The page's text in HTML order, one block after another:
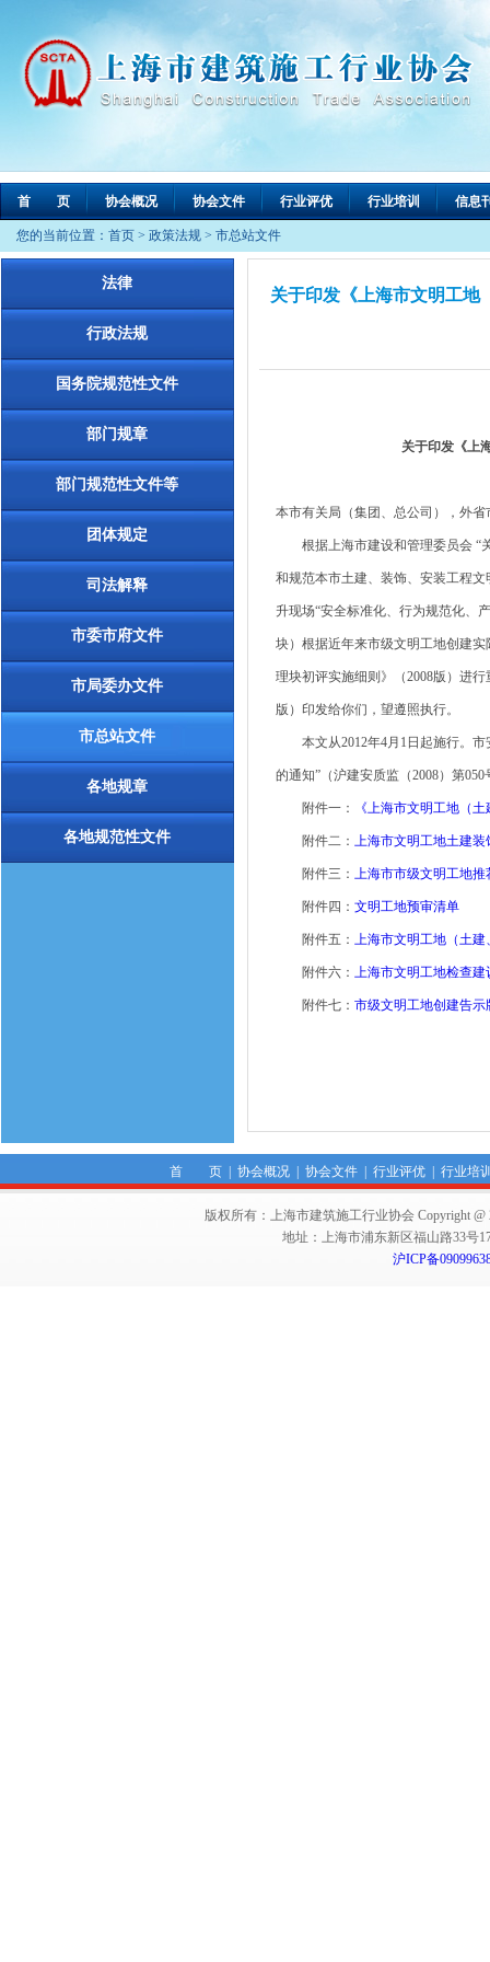
首 页 协会概况 协会文件 行业评优 行业培训 信息
您的当前位置： 首页 > 政策法规 > 市总站文件
法律
行政法规
国务院规范性文件
部门规章
部门规范性文件等
团体规定
司法解释
市委市府文件
市局委办文件
市总站文件
各地规章
各地规范性文件
关于印发《上海市文明工地
关于印发《上
本市有关局（集团、总公司），外
根据上海市建设和管理委员会 “关
和规范本市土建、装饰、安装工程
升现场“安全标准化、行为规范化、
块）根据近年来市级文明工地创建
理块初评实施细则》（2008版）进
版）印发给你们，望遵照执行。
本文从2012年4月1日起施行。市
的通知”（沪建安质监（2008）第
附件一： 《上海市文明工地（
附件二： 上海市文明工地土建装
附件三： 上海市市级文明工地推
附件四： 文明工地预审清单
附件五： 上海市文明工地（土
附件六： 上海市文明工地检查建
附件七： 市级文明工地创建告示
首 页| 协会概况| 协会文件| 行业评优| 行业培
版权所有：上海市建筑施工行业协会 Copyright @
地址：上海市浦东新区福山路33号
沪ICP备